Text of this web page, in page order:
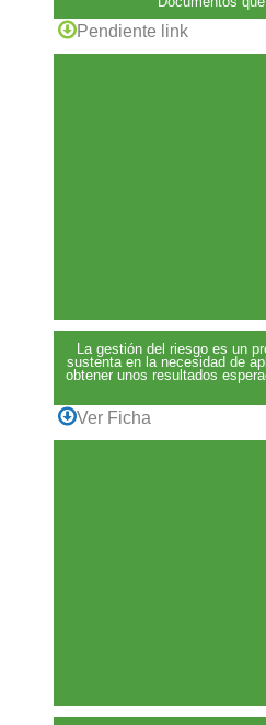
Pendiente link
La gestión del riesgo es un
sustenta en la necesidad de
obtener unos resultados
Ver Ficha